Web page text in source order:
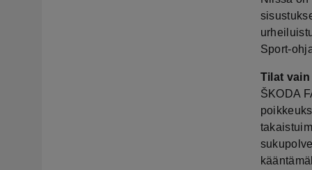
Sport-
Tilat
ŠKODA